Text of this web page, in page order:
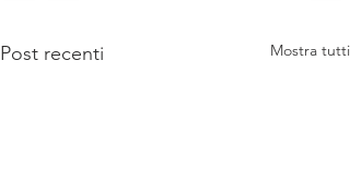
Post recenti Mostra tutti